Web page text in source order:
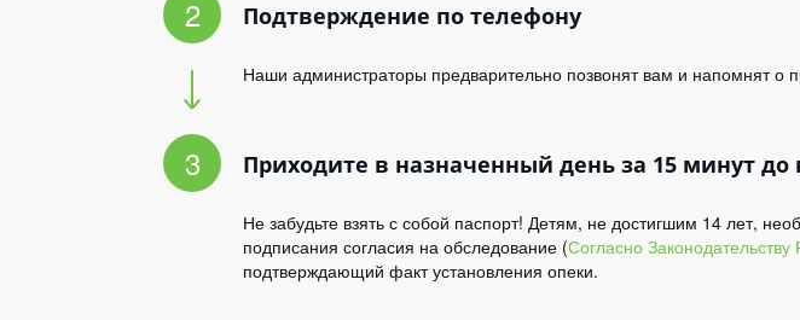
Подтверждение по телефону
Наши администраторы предварительно позвонят вам и напомнят о
Приходите в назначенный день за 15 минут до
Не забудьте взять с собой паспорт! Детям, не достигшим 14 лет,
подписания согласия на обследование (Согласно Законодательству
подтверждающий факт установления опеки.